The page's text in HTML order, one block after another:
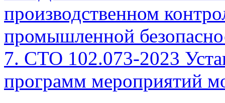
производственном
промышленной
7. СТО 102.073-2023
программ мероприятий